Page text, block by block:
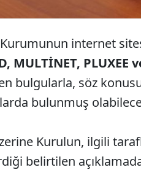
internet
MULTİNET, PLUXEE
bulgularla, söz
bulunmuş
Kurulun, ilgili
belirtilen